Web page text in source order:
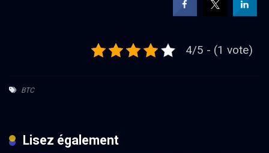
4/5 - (1 vote)
BTC
Lisez également